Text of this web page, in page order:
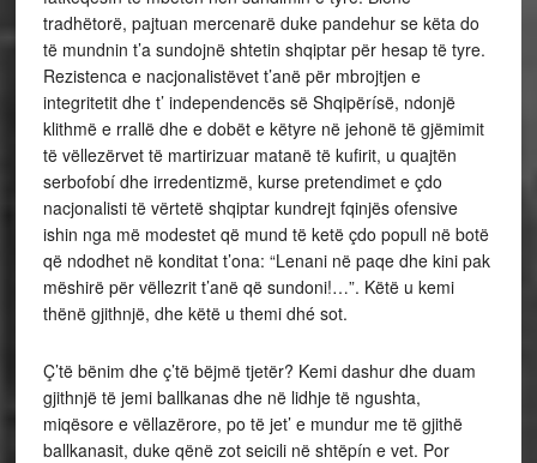
tradhëtorë, pajtuan mercenarë duke pandehur se këta do
të mundnin t’a sundojnë shtetin shqiptar për hesap të tyre.
Rezistenca e nacjonalistëvet t’anë për mbrojtjen e
integritetit dhe t’ independencës së Shqipërísë, ndonjë
klithmë e rrallë dhe e dobët e këtyre në jehonë të gjëmimit
të vëllezërvet të martirizuar matanë të kufirit, u quajtën
serbofobí dhe irredentizmë, kurse pretendimet e çdo
nacjonalisti të vërtetë shqiptar kundrejt fqinjës ofensive
ishin nga më modestet që mund të ketë çdo popull në botë
që ndodhet në konditat t’ona: “Lenani në paqe dhe kini pak
mëshirë për vëllezrit t’anë që sundoni!…”. Këtë u kemi
thënë gjithnjë, dhe këtë u themi dhé sot.
Ç’të bënim dhe ç’të bëjmë tjetër? Kemi dashur dhe duam
gjithnjë të jemi ballkanas dhe në lidhje të ngushta,
miqësore e vëllazërore, po të jet’ e mundur me të gjithë
ballkanasit, duke qënë zot seicili në shtëpín e vet. Por